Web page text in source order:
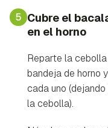
5 Cubre el
en el horno
Reparte la
bandeja de horno
cada uno
la cebolla).